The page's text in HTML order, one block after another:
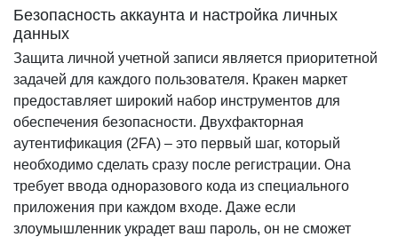
Безопасность аккаунта и настройка личных
данных
Защита личной учетной записи является приоритетной
задачей для каждого пользователя. Кракен маркет
предоставляет широкий набор инструментов для
обеспечения безопасности. Двухфакторная
аутентификация (2FA) – это первый шаг, который
необходимо сделать сразу после регистрации. Она
требует ввода одноразового кода из специального
приложения при каждом входе. Даже если
злоумышленник украдет ваш пароль, он не сможет